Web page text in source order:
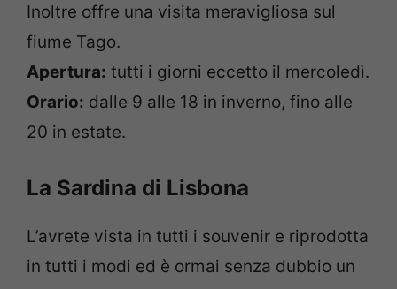
Inoltre offre una visita meravigliosa sul
fiume Tago.
Apertura: tutti i giorni eccetto il mercoledì.
Orario: dalle 9 alle 18 in inverno, fino alle
20 in estate.
La Sardina di Lisbona
L’avrete vista in tutti i souvenir e riprodotta
in tutti i modi ed è ormai senza dubbio un